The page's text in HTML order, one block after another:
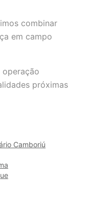
combinar
em campo
operação
próximas
Camboriú